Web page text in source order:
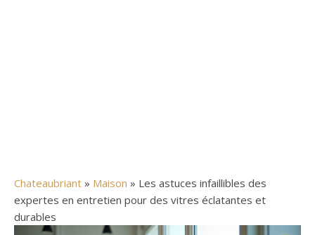
Chateaubriant » Maison » Les astuces infaillibles des
expertes en entretien pour des vitres éclatantes et
durables